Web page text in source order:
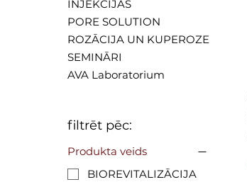
INJEKCIJAS
PORE SOLUTION
ROZĀCIJA UN KUPEROZE
SEMINĀRI
AVA Laboratorium
filtrēt pēc:
Produkta veids
BIOREVITALIZĀCIJA